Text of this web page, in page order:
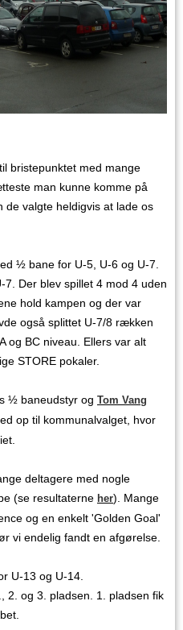
bristepunktet med mange
man kunne komme på
de valgte heldigvis at lade os
½ bane for U-5, U-6 og U-7.
Der blev spillet 4 mod 4 uden
hold kampen og der var
også splittet U-7/8 rækken
og BC niveau. Ellers var alt
STORE pokaler.
½ baneudstyr og Tom Vang
op til kommunalvalget, hvor
deltagere med nogle
(se resultaterne her). Mange
og en enkelt 'Golden Goal'
vi endelig fandt en afgørelse.
U-13 og U-14.
2. og 3. pladsen. 1. pladsen fik